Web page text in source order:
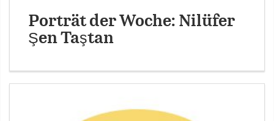
Porträt der Woche: Nilüfer
Şen Taştan